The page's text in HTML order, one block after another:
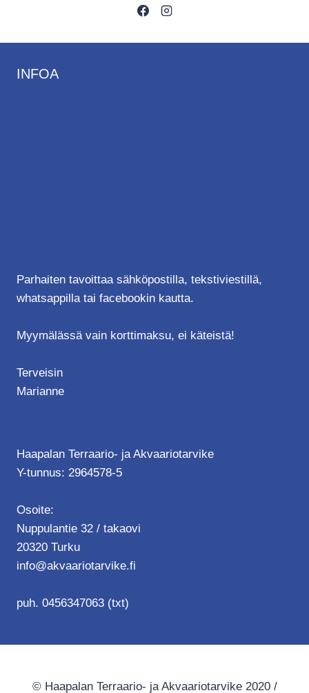
INFOA
Parhaiten tavoittaa sähköpostilla, tekstiviestillä,
whatsappilla tai facebookin kautta.
Myymälässä vain korttimaksu, ei käteistä!
Terveisin
Marianne
Haapalan Terraario- ja Akvaariotarvike
Y-tunnus: 2964578-5
Osoite:
Nuppulantie 32 / takaovi
20320 Turku
info@akvaariotarvike.fi
puh. 0456347063 (txt)
© Haapalan Terraario- ja Akvaariotarvike 2020 /